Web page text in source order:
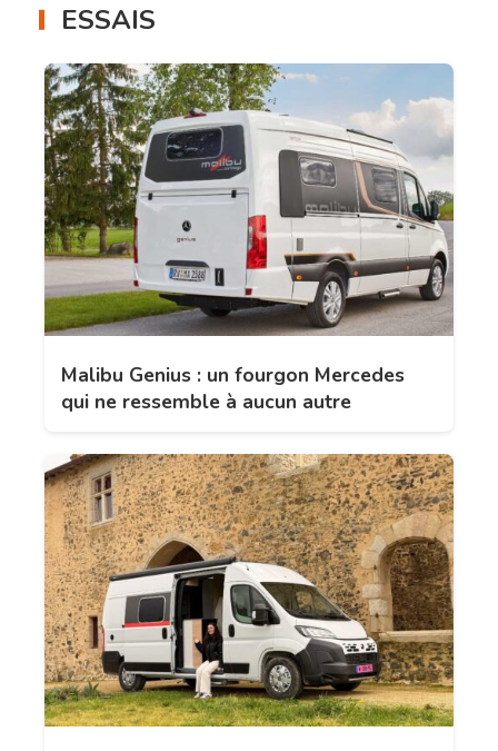
ESSAIS
Malibu Genius : un fourgon Mercedes
qui ne ressemble à aucun autre